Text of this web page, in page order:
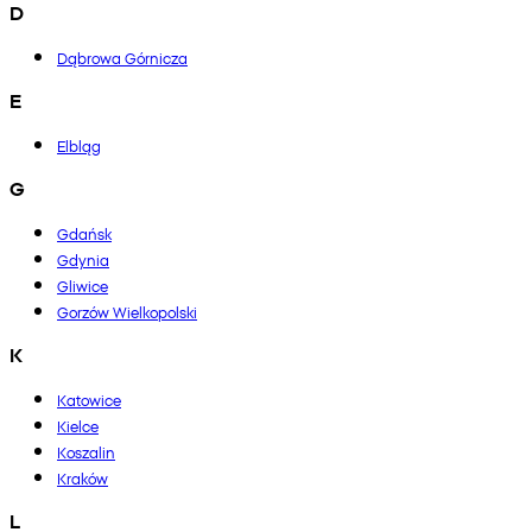
D
Dąbrowa Górnicza
E
Elbląg
G
Gdańsk
Gdynia
Gliwice
Gorzów Wielkopolski
K
Katowice
Kielce
Koszalin
Kraków
L